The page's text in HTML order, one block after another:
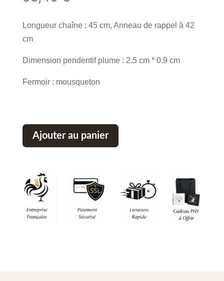
Longueur chaîne : 45 cm, Anneau de rappel à 42
cm
Dimension pendentif plume : 2.5 cm * 0.9 cm
Fermoir : mousqueton
Ajouter au panier